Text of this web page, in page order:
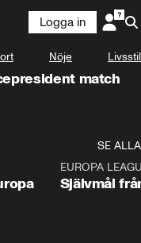
Logga in
Nöje Livsstil
match
SE ALLA
EUROPA
Självmål